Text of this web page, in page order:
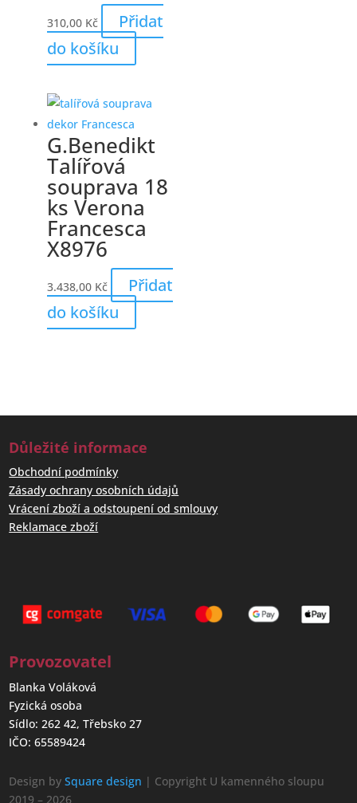
310,00 Kč
Přidat
do košíku
G.Benedikt
Talířová
souprava 18
ks Verona
Francesca
X8976
3.438,00 Kč
Přidat
do košíku
Důležité informace
Obchodní podmínky
Zásady ochrany osobních údajů
Vrácení zboží a odstoupení od smlouvy
Reklamace zboží
Provozovatel
Blanka Voláková
Fyzická osoba
Sídlo: 262 42, Třebsko 27
IČO: 65589424
Design bySquare design | Copyright U kamenného sloupu
2019 – 2026